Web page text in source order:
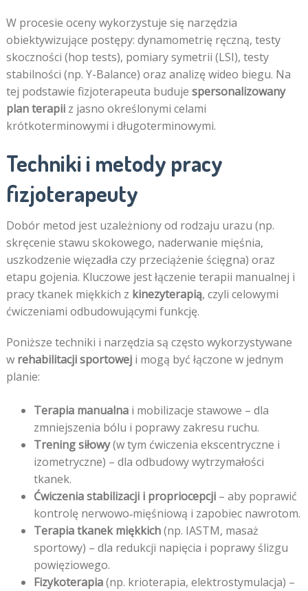
W procesie oceny wykorzystuje się narzędzia
obiektywizujące postępy: dynamometrię ręczną, testy
skoczności (hop tests), pomiary symetrii (LSI), testy
stabilności (np. Y-Balance) oraz analizę wideo biegu. Na
tej podstawie fizjoterapeuta buduje spersonalizowany
plan terapiiz jasno określonymi celami
krótkoterminowymi i długoterminowymi.
Techniki i metody pracy
fizjoterapeuty
Dobór metod jest uzależniony od rodzaju urazu (np.
skręcenie stawu skokowego, naderwanie mięśnia,
uszkodzenie więzadła czy przeciążenie ścięgna) oraz
etapu gojenia. Kluczowe jest łączenie terapii manualnej i
pracy tkanek miękkich z kinezyterapią, czyli celowymi
ćwiczeniami odbudowującymi funkcję.
Poniższe techniki i narzędzia są często wykorzystywane
w rehabilitacji sportoweji mogą być łączone w jednym
planie:
Terapia manualnai mobilizacje stawowe – dla
zmniejszenia bólu i poprawy zakresu ruchu.
Trening siłowy(w tym ćwiczenia ekscentryczne i
izometryczne) – dla odbudowy wytrzymałości
tkanek.
Ćwiczenia stabilizacji i propriocepcji– aby poprawić
kontrolę nerwowo‑mięśniową i zapobiec nawrotom.
Terapia tkanek miękkich(np. IASTM, masaż
sportowy) – dla redukcji napięcia i poprawy ślizgu
powięziowego.
Fizykoterapia(np. krioterapia, elektrostymulacja) –